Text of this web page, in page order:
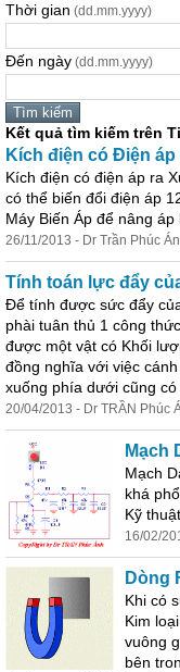
Thời gian (dd.mm.yyyy)
Đến ngày (dd.mm.yyyy)
Kết quả tìm kiếm trên
Kích điện có Điện
Kích điện có điện áp ra
có thể biến đổi điện áp
Máy Biến Áp để nâng áp
26/11/2013 - Dr Trần Phúc
Tính toán lực đẩy
Để tính được sức đẩy
phài tuân thủ 1 công
được một vật có Khối
đồng nghĩa với việc
xuống phía dưới cũng có
20/04/2013 - Dr TRẦN Phúc
Mạch
Mạch
khá
Kỹ
16/02/
Dòng
Khi có
Kim
vuông
bên